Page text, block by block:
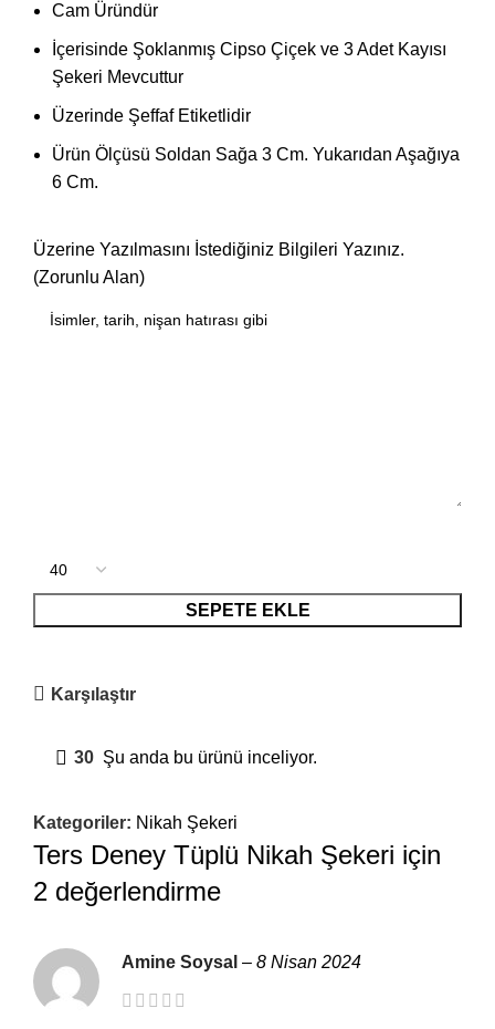
Cam Üründür
İçerisinde Şoklanmış Cipso Çiçek ve 3 Adet Kayısı
Şekeri Mevcuttur
Üzerinde Şeffaf Etiketlidir
Ürün Ölçüsü Soldan Sağa 3 Cm. Yukarıdan Aşağıya
6 Cm.
Üzerine Yazılmasını İstediğiniz Bilgileri Yazınız.
(Zorunlu Alan)
SEPETE EKLE
Karşılaştır
30 Şu anda bu ürünü inceliyor.
Kategoriler: Nikah Şekeri
Ters Deney Tüplü Nikah Şekeri için
2 değerlendirme
Amine Soysal – 8 Nisan 2024